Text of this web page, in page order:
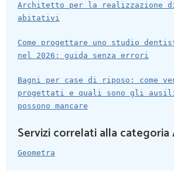
Architetto per la realizzazione
abitativi
Come progettare uno studio
nel 2026: guida senza errori
Bagni per case di riposo: come
progettati e quali sono gli ausili
possono mancare
Servizi correlati alla
Geometra